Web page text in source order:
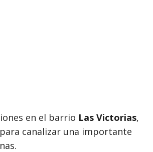
en el barrio Las Victorias,
canalizar una importante